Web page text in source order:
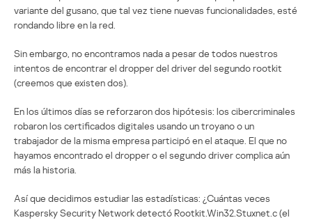
variante del gusano, que tal vez tiene nuevas funcionalidades, esté
rondando libre en la red.
Sin embargo, no encontramos nada a pesar de todos nuestros
intentos de encontrar el dropper del driver del segundo rootkit
(creemos que existen dos).
En los últimos días se reforzaron dos hipótesis: los cibercriminales
robaron los certificados digitales usando un troyano o un
trabajador de la misma empresa participó en el ataque. El que no
hayamos encontrado el dropper o el segundo driver complica aún
más la historia.
Así que decidimos estudiar las estadísticas: ¿Cuántas veces
Kaspersky Security Network detectó Rootkit.Win32.Stuxnet.c (el